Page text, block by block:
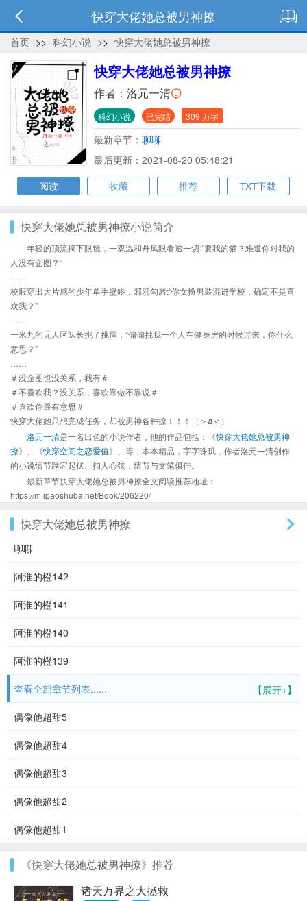
快穿大佬她总被男神撩
首页 >> 科幻小说 >> 快穿大佬她总被男神撩
快穿大佬她总被男神撩
作者： 洛元一清
科幻小说 已完结 309 万字
最新章节： 聊聊
最后更新：2021-08-20 05:48:21
阅读
收藏 推荐 TXT下载
快穿大佬她总被男神撩小说简介
年轻的顶流摘下眼镜，一双温和丹凤眼看透一切:“要我的猫？难道你对我的
人没有企图？”
校服穿出大片感的少年单手壁咚，邪邪勾唇:“你女扮男装混进学校，确定不是喜
欢我？”
一米九的无人区队长挑了挑眉，“偏偏挑我一个人在健身房的时候过来，你什么
意思？”
＃没企图也没关系，我有＃
＃不喜欢我？没关系，喜欢靠做不靠说＃
＃喜欢你最有意思＃
快穿大佬她只想完成任务，却被男神各种撩！！！（＞д＜）
洛元一清是一名出色的小说作者，他的作品包括：《快穿大佬她总被男神
撩》、《快穿空间之恋爱值》、等，本本精品，字字珠玑，作者洛元一清创作
的小说情节跌宕起伏、扣人心弦，情节与文笔俱佳。
最新章节快穿大佬她总被男神撩全文阅读推荐地址：
https://m.ipaoshuba.net/Book/206220/
快穿大佬她总被男神撩
聊聊
阿淮的橙142
阿淮的橙141
阿淮的橙140
阿淮的橙139
【展开+】
查看全部章节列表......
偶像他超甜5
偶像他超甜4
偶像他超甜3
偶像他超甜2
偶像他超甜1
《快穿大佬她总被男神撩》推荐
诸天万界之大拯救